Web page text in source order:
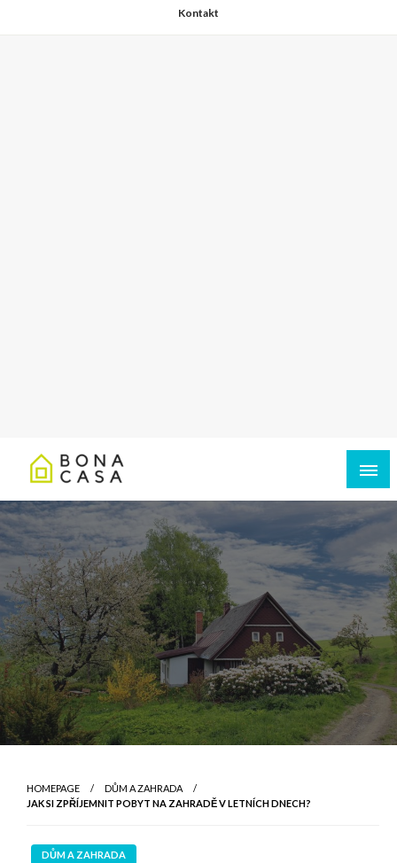
Kontakt
HOMEPAGE
DŮM A ZAHRADA
JAK SI ZPŘÍJEMNIT POBYT NA ZAHRADĚ V LETNÍCH DNECH?
DŮM A ZAHRADA